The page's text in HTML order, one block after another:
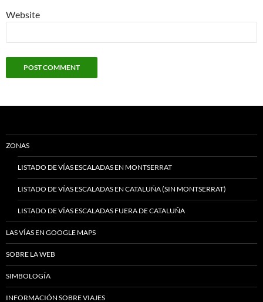
Website
ZONAS
LISTADO DE VÍAS ESCALADAS EN MONTSERRAT
LISTADO DE VÍAS ESCALADAS EN CATALUÑA (SIN MONTSERRAT)
LISTADO DE VÍAS ESCALADAS FUERA DE CATALUÑA
LAS VÍAS EN GOOGLE MAPS
SOBRE LA WEB
SIMBOLOGÍA
INFORMACIÓN SOBRE VIAJES